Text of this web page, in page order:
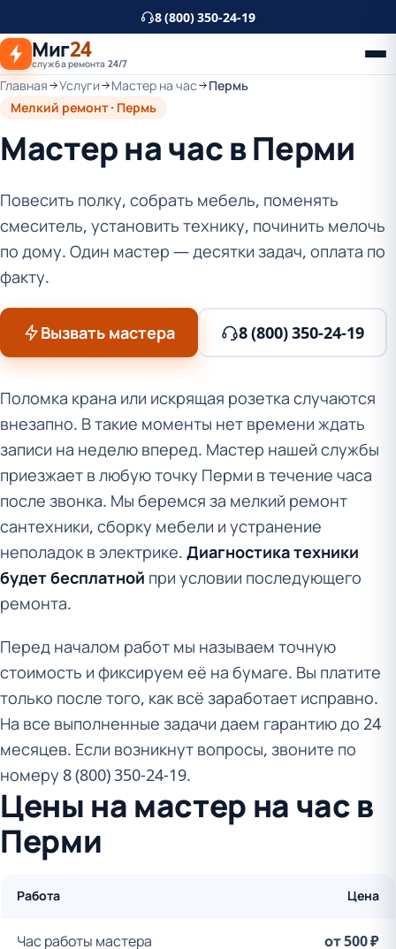
основному
контенту
8 (800) 350-24-19
Миг24
служба ремонта 24/7
Главная Услуги Мастер на час
Пермь
Мелкий ремонт · Пермь
Мастер на час в Перми
Повесить полку, собрать мебель, поменять
смеситель, установить технику, починить мелочь
по дому. Один мастер — десятки задач, оплата по
факту.
Вызвать мастера 8 (800) 350-24-19
Поломка крана или искрящая розетка случаются
внезапно. В такие моменты нет времени ждать
записи на неделю вперед. Мастер нашей службы
приезжает в любую точку Перми в течение часа
после звонка. Мы беремся за мелкий ремонт
сантехники, сборку мебели и устранение
неполадок в электрике. Диагностика техники
будет бесплатной при условии последующего
ремонта.
Перед началом работ мы называем точную
стоимость и фиксируем её на бумаге. Вы платите
только после того, как всё заработает исправно.
На все выполненные задачи даем гарантию до 24
месяцев. Если возникнут вопросы, звоните по
номеру 8 (800) 350-24-19.
Цены на мастер на час в
Перми
Работа Цена
Час работы мастера от 500 ₽